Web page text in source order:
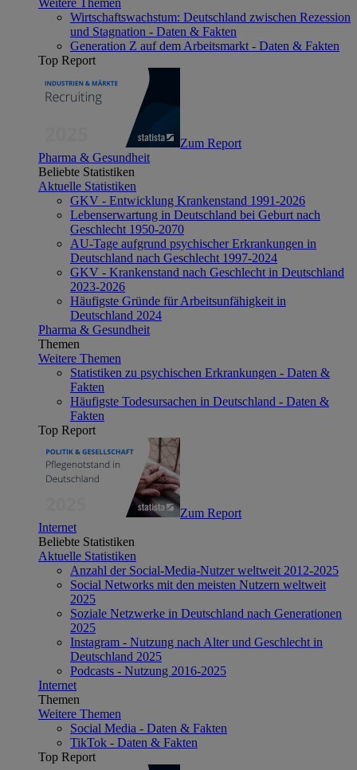
Wirtschaftswachstum: Deutschland zwischen Rezession
und Stagnation - Daten & Fakten
Generation Z auf dem Arbeitsmarkt - Daten & Fakten
Top Report
Zum Report
Pharma & Gesundheit
Beliebte Statistiken
Aktuelle Statistiken
GKV - Entwicklung Krankenstand 1991-2026
Lebenserwartung in Deutschland bei Geburt nach
Geschlecht 1950-2070
AU-Tage aufgrund psychischer Erkrankungen in
Deutschland nach Geschlecht 1997-2024
GKV - Krankenstand nach Geschlecht in Deutschland
2023-2026
Häufigste Gründe für Arbeitsunfähigkeit in
Deutschland 2024
Pharma & Gesundheit
Themen
Weitere Themen
Statistiken zu psychischen Erkrankungen - Daten &
Fakten
Häufigste Todesursachen in Deutschland - Daten &
Fakten
Top Report
Zum Report
Internet
Beliebte Statistiken
Aktuelle Statistiken
Anzahl der Social-Media-Nutzer weltweit 2012-2025
Social Networks mit den meisten Nutzern weltweit
2025
Soziale Netzwerke in Deutschland nach Generationen
2025
Instagram - Nutzung nach Alter und Geschlecht in
Deutschland 2025
Podcasts - Nutzung 2016-2025
Internet
Themen
Weitere Themen
Social Media - Daten & Fakten
TikTok - Daten & Fakten
Top Report